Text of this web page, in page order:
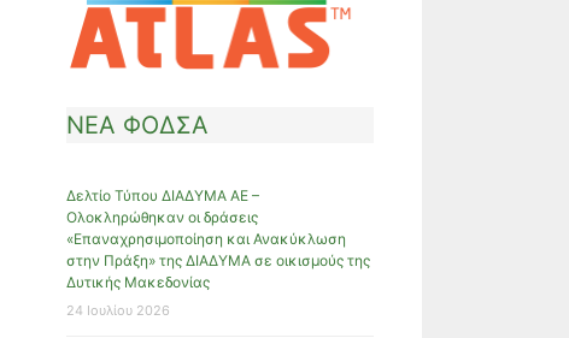
ΝΕΑ ΦΟΔΣΑ
Δελτίο Τύπου ΔΙΑΔΥΜΑ ΑΕ –
Ολοκληρώθηκαν οι δράσεις
«Επαναχρησιμοποίηση και Ανακύκλωση
στην Πράξη» της ΔΙΑΔΥΜΑ σε οικισμούς της
Δυτικής Μακεδονίας
24 Ιουλίου 2026